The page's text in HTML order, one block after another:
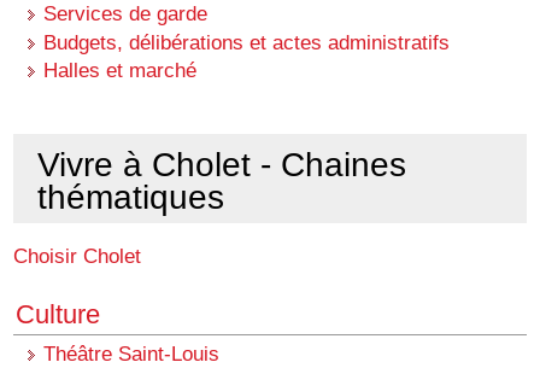
Services de garde
Budgets, délibérations et actes administratifs
Halles et marché
Vivre à Cholet - Chaines
thématiques
Choisir Cholet
Culture
Théâtre Saint-Louis